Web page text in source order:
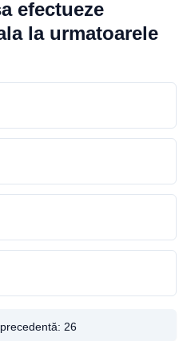
efectueze
la urmatoarele
26